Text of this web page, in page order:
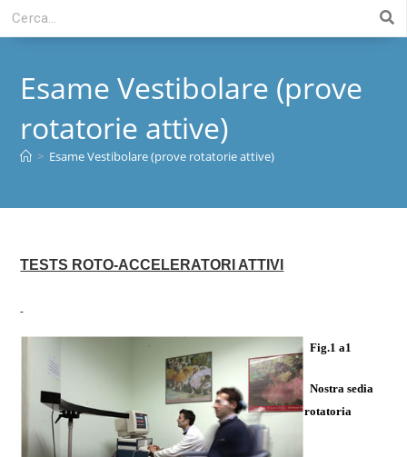
Esame Vestibolare (prove
rotatorie attive)
> Esame Vestibolare (prove rotatorie attive)
TESTS ROTO-ACCELERATORI ATTIVI
Fig.1 a1
Nostra sedia
rotatoria